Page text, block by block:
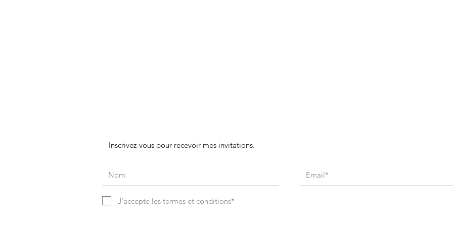
Inscrivez-vous pour recevoir mes invitations.
J'accepte les termes et conditions*